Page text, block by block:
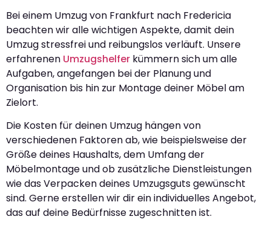
Bei einem Umzug von Frankfurt nach Fredericia
beachten wir alle wichtigen Aspekte, damit dein
Umzug stressfrei und reibungslos verläuft. Unsere
erfahrenen Umzugshelfer kümmern sich um alle
Aufgaben, angefangen bei der Planung und
Organisation bis hin zur Montage deiner Möbel am
Zielort.
Die Kosten für deinen Umzug hängen von
verschiedenen Faktoren ab, wie beispielsweise der
Größe deines Haushalts, dem Umfang der
Möbelmontage und ob zusätzliche Dienstleistungen
wie das Verpacken deines Umzugsguts gewünscht
sind. Gerne erstellen wir dir ein individuelles Angebot,
das auf deine Bedürfnisse zugeschnitten ist.